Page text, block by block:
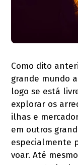
Como dito
grande mundo
logo se está
explorar os
ilhas e
em outros
especialmente
voar. Até